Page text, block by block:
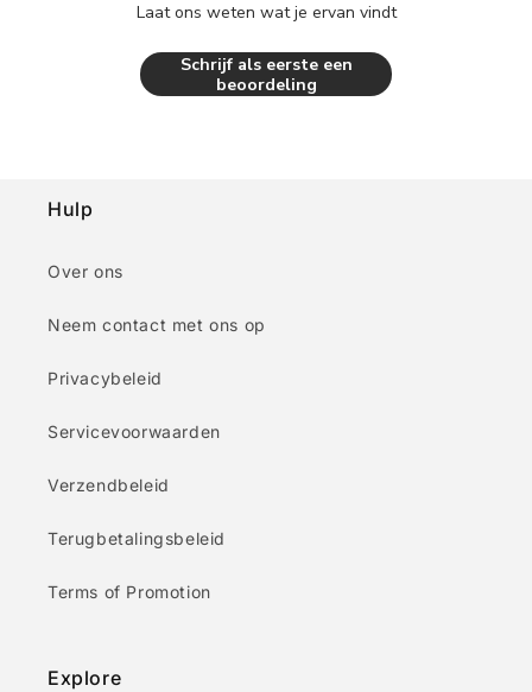
Laat ons weten wat je ervan vindt
Schrijf als eerste een
beoordeling
Hulp
Over ons
Neem contact met ons op
Privacybeleid
Servicevoorwaarden
Verzendbeleid
Terugbetalingsbeleid
Terms of Promotion
Explore